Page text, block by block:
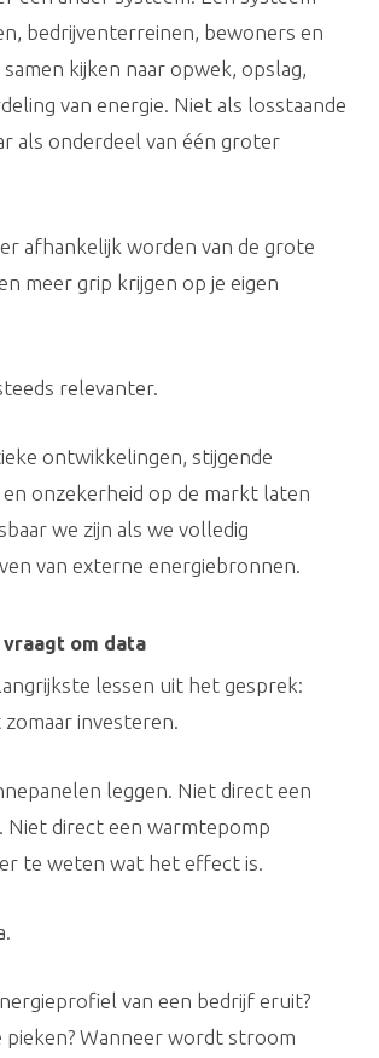
bedrijventerreinen, bewoners en
kijken naar opwek, opslag,
van energie. Niet als losstaande
als onderdeel van één groter
afhankelijk worden van de grote
meer grip krijgen op je eigen
relevanter.
ontwikkelingen, stijgende
onzekerheid op de markt laten
we zijn als we volledig
van externe energiebronnen.
om data
lessen uit het gesprek:
investeren.
leggen. Niet direct een
Niet direct een warmtepomp
te weten wat het effect is.
van een bedrijf eruit?
pieken? Wanneer wordt stroom